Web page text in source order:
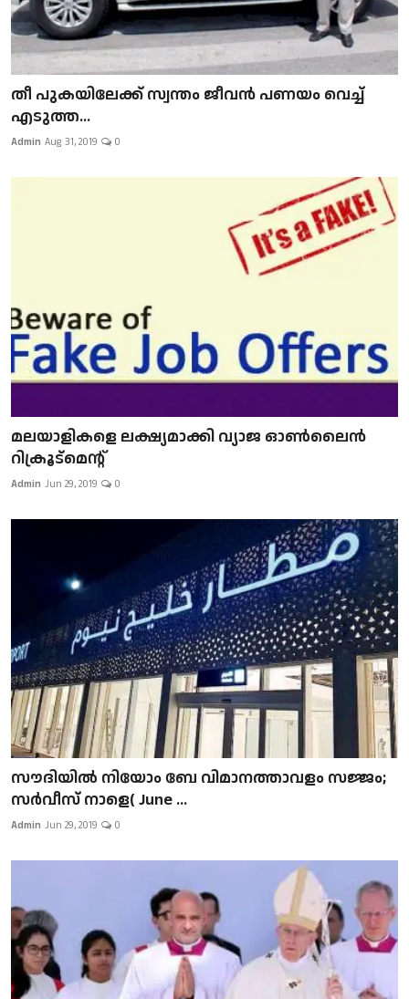
​​​​​​​തീ പുകയിലേക്ക് സ്വന്തം ജീവന്‍ പണയം വെച്ച്
എടുത്ത...
Admin Aug 31, 2019 0
മലയാളികളെ ലക്ഷ്യമാക്കി വ്യാജ ഓൺലൈൻ
റിക്രൂട്മെന്റ്
Admin Jun 29, 2019 0
സൗദിയിൽ നിയോം ബേ വിമാനത്താവളം സജ്ജം;
സർവീസ് നാളെ( June ...
Admin Jun 29, 2019 0